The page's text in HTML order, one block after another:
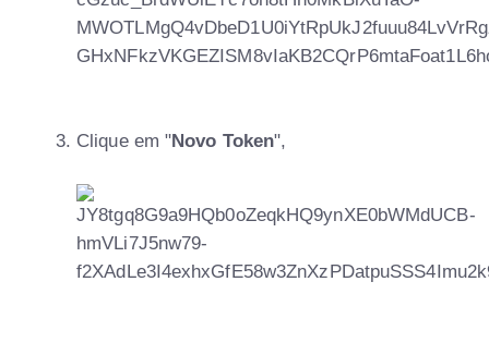
Clique em "Novo Token",